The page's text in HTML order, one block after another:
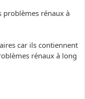
problèmes rénaux à
car ils contiennent
rénaux à long